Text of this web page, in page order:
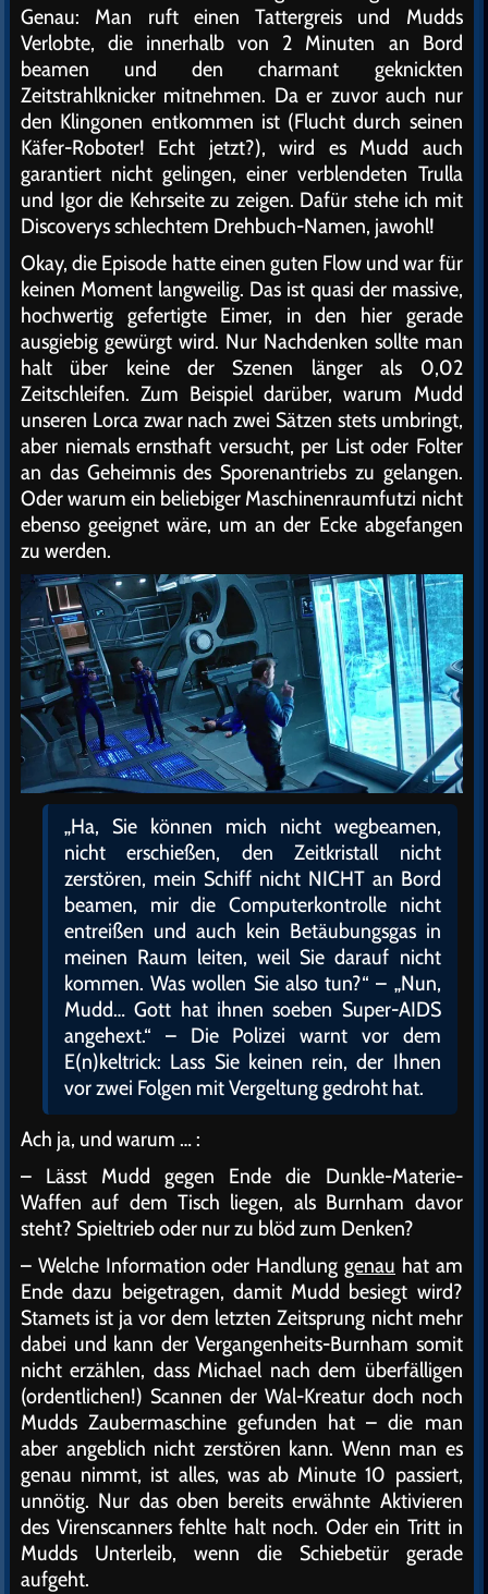
Genau: Man ruft einen Tattergreis und Mudds
Verlobte, die innerhalb von 2 Minuten an Bord
beamen und den charmant geknickten
Zeitstrahlknicker mitnehmen. Da er zuvor auch nur
den Klingonen entkommen ist (Flucht durch seinen
Käfer-Roboter! Echt jetzt?), wird es Mudd auch
garantiert nicht gelingen, einer verblendeten Trulla
und Igor die Kehrseite zu zeigen. Dafür stehe ich mit
Discoverys schlechtem Drehbuch-Namen, jawohl!
Okay, die Episode hatte einen guten Flow und war für
keinen Moment langweilig. Das ist quasi der massive,
hochwertig gefertigte Eimer, in den hier gerade
ausgiebig gewürgt wird. Nur Nachdenken sollte man
halt über keine der Szenen länger als 0,02
Zeitschleifen. Zum Beispiel darüber, warum Mudd
unseren Lorca zwar nach zwei Sätzen stets umbringt,
aber niemals ernsthaft versucht, per List oder Folter
an das Geheimnis des Sporenantriebs zu gelangen.
Oder warum ein beliebiger Maschinenraumfutzi nicht
ebenso geeignet wäre, um an der Ecke abgefangen
zu werden.
„Ha, Sie können mich nicht wegbeamen,
nicht erschießen, den Zeitkristall nicht
zerstören, mein Schiff nicht NICHT an Bord
beamen, mir die Computerkontrolle nicht
entreißen und auch kein Betäubungsgas in
meinen Raum leiten, weil Sie darauf nicht
kommen. Was wollen Sie also tun?“ – „Nun,
Mudd… Gott hat ihnen soeben Super-AIDS
angehext.“ – Die Polizei warnt vor dem
E(n)keltrick: Lass Sie keinen rein, der Ihnen
vor zwei Folgen mit Vergeltung gedroht hat.
Ach ja, und warum … :
– Lässt Mudd gegen Ende die Dunkle-Materie-
Waffen auf dem Tisch liegen, als Burnham davor
steht? Spieltrieb oder nur zu blöd zum Denken?
– Welche Information oder Handlung genau hat am
Ende dazu beigetragen, damit Mudd besiegt wird?
Stamets ist ja vor dem letzten Zeitsprung nicht mehr
dabei und kann der Vergangenheits-Burnham somit
nicht erzählen, dass Michael nach dem überfälligen
(ordentlichen!) Scannen der Wal-Kreatur doch noch
Mudds Zaubermaschine gefunden hat – die man
aber angeblich nicht zerstören kann. Wenn man es
genau nimmt, ist alles, was ab Minute 10 passiert,
unnötig. Nur das oben bereits erwähnte Aktivieren
des Virenscanners fehlte halt noch. Oder ein Tritt in
Mudds Unterleib, wenn die Schiebetür gerade
aufgeht.